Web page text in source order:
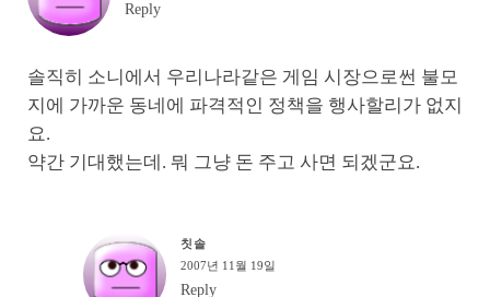
Reply
솔직히 소니에서 우리나라같은 게임 시장으로썬 불모
지에 가까운 동네에 파격적인 정책을 행사할리가 없지
요.
약간 기대했는데. 뭐 그냥 돈 주고 사면 되겠군요.
칫솔
2007년 11월 19일
Reply